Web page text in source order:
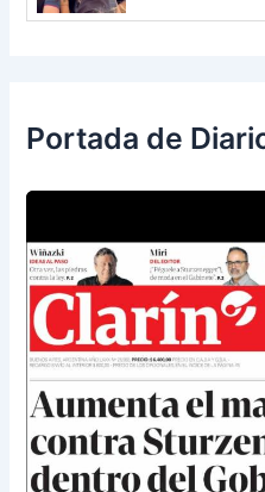
Portada de